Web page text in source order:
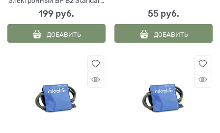
с адаптером и манжетой М-
L, Microlife Corp., Китай
199 руб.
ДОБАВИТЬ
55 руб.
ДОБАВИТЬ